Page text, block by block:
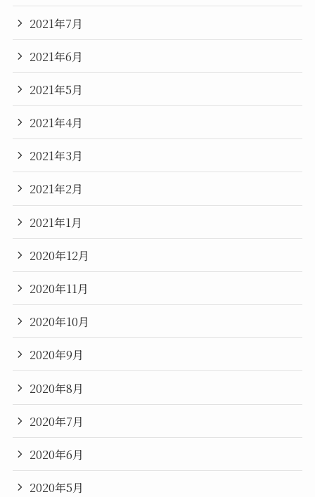
2021年7月
2021年6月
2021年5月
2021年4月
2021年3月
2021年2月
2021年1月
2020年12月
2020年11月
2020年10月
2020年9月
2020年8月
2020年7月
2020年6月
2020年5月